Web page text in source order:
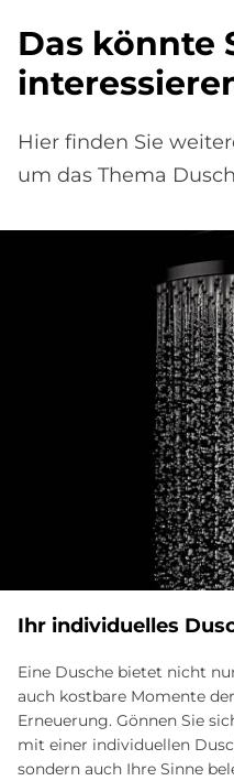
Das könnte
Hier finden Sie
um das Thema
Ihr in­di­vi­du­el­les
Eine Dusche bietet nicht
auch kostbare Momente
Erneuerung. Gönnen Sie
mit einer individuellen
sondern auch Ihre Sinne